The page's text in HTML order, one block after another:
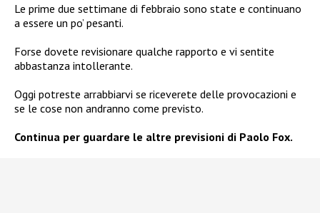
Le prime due settimane di febbraio sono state e continuano
a essere un po’ pesanti.
Forse dovete revisionare qualche rapporto e vi sentite
abbastanza intollerante.
Oggi potreste arrabbiarvi se riceverete delle provocazioni e
se le cose non andranno come previsto.
Continua per guardare le altre previsioni di Paolo Fox.